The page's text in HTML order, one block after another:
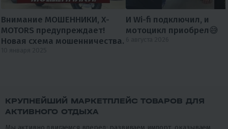
Внимание МОШЕННИКИ, X-
MOTORS предупреждает!
Новая схема мошенничества.
И Wi-fi подключил, и
мотоцикл приобрел😅
КРУПНЕЙШИЙ МАРКЕТПЛЕЙС ТОВАРОВ ДЛЯ
АКТИВНОГО ОТДЫХА